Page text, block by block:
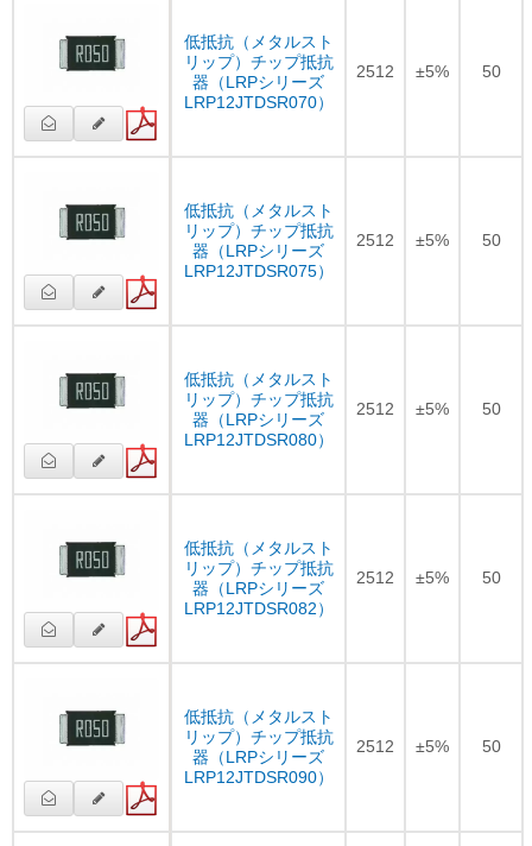
低抵抗（メタルスト
リップ）チップ抵抗
器（LRPシリーズ
LRP12JTDSR070）
2512 ±5% 50
低抵抗（メタルスト
リップ）チップ抵抗
器（LRPシリーズ
LRP12JTDSR075）
2512 ±5% 50
低抵抗（メタルスト
リップ）チップ抵抗
器（LRPシリーズ
LRP12JTDSR080）
2512 ±5% 50
低抵抗（メタルスト
リップ）チップ抵抗
器（LRPシリーズ
LRP12JTDSR082）
2512 ±5% 50
低抵抗（メタルスト
リップ）チップ抵抗
器（LRPシリーズ
LRP12JTDSR090）
2512 ±5% 50